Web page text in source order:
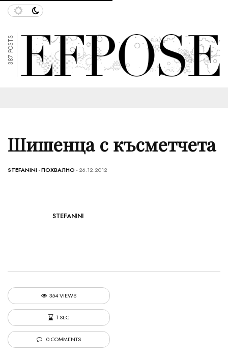
387 POSTS
Шишенца с късметчета
STEFANINI-ПОХВАЛНО - 26.12.2012
STEFANINI
354 VIEWS
1 SEC
0 COMMENTS